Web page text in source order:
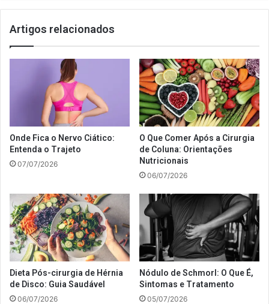
Artigos relacionados
Onde Fica o Nervo Ciático:
Entenda o Trajeto
07/07/2026
O Que Comer Após a Cirurgia
de Coluna: Orientações
Nutricionais
06/07/2026
Dieta Pós-cirurgia de Hérnia
de Disco: Guia Saudável
06/07/2026
Nódulo de Schmorl: O Que É,
Sintomas e Tratamento
05/07/2026